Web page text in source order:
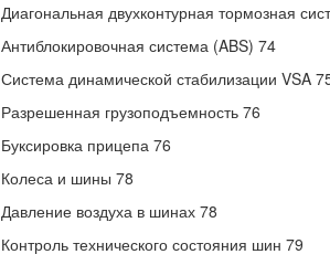
Диагональная двухконтурная тормозная
Антиблокировочная система (ABS) 74
Система динамической стабилизации VSA
Разрешенная грузоподъемность 76
Буксировка прицепа 76
Колеса и шины 78
Давление воздуха в шинах 78
Контроль технического состояния шин 79